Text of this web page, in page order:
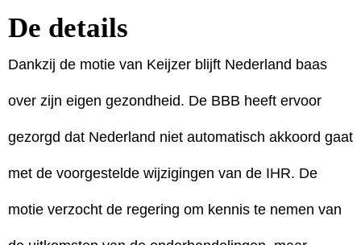
De details
Dankzij de motie van Keijzer blijft Nederland baas
over zijn eigen gezondheid. De BBB heeft ervoor
gezorgd dat Nederland niet automatisch akkoord gaat
met de voorgestelde wijzigingen van de IHR. De
motie verzocht de regering om kennis te nemen van